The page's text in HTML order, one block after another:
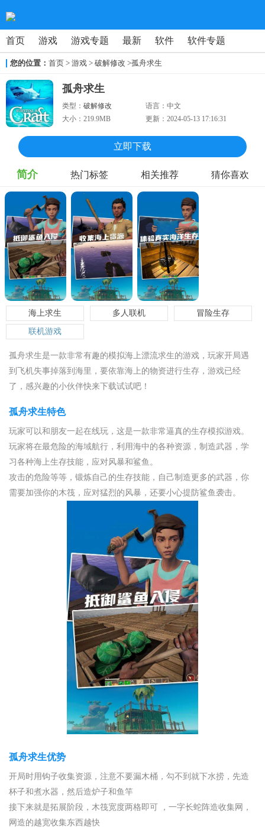
首页 游戏 游戏专题 最新 软件 软件专题
您的位置： 首页 > 游戏 > 破解修改 >孤舟求生
孤舟求生
类型： 破解修改 语言：中文
大小： 219.9MB 更新：2024-05-13 17:16:31
立即下载
简介 热门标签 相关推荐 猜你喜欢
海上求生 多人联机 冒险生存
联机游戏
孤舟求生是一款非常有趣的模拟海上漂流求生的游戏，玩家开局遇
到飞机失事掉落到海里，要依靠海上的物资进行生存，游戏已经
了，感兴趣的小伙伴快来下载试试吧！
孤舟求生特色
玩家可以和朋友一起在线玩，这是一款非常逼真的生存模拟游戏。
玩家将在最危险的海域航行，利用海中的各种资源，制造武器，学
习各种海上生存技能，应对风暴和鲨鱼。
攻击的危险等等，锻炼自己的生存技能，自己制造更多的武器，你
需要加强你的木筏，应对猛烈的风暴，还要小心提防鲨鱼袭击。
孤舟求生优势
开局时用钩子收集资源，注意不要漏木桶，勾不到就下水捞，先造
杯子和煮水器，然后造炉子和鱼竿
接下来就是拓展阶段，木筏宽度两格即可 ，一字长蛇阵造收集网，
网造的越宽收集东西越快